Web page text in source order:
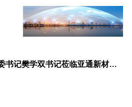
筑牢安全防线！福清市委书记樊学双书记莅临亚通新材料调研指导安全生产与生产经营工作！